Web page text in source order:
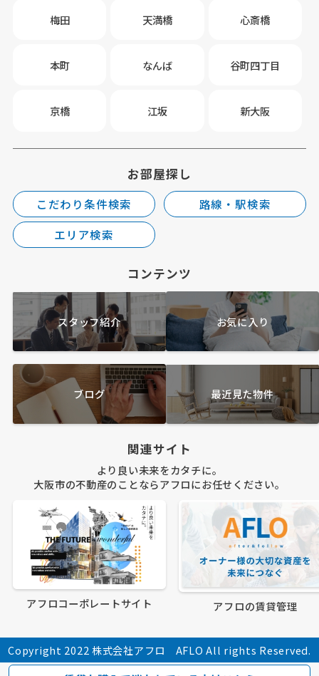
梅田 天満橋 心斎橋
本町 なんば 谷町四丁目
京橋 江坂 新大阪
お部屋探し
こだわり条件検索
路線・駅検索
エリア検索
コンテンツ
スタッフ紹介 お気に入り
ブログ 最近見た物件
関連サイト
より良い未来をカタチに。
大阪市の不動産のことならアフロにお任せください。
アフロコーポレートサイト アフロの賃貸管理
Copyright 2022 株式会社アフロ AFLO All rights Reserved.